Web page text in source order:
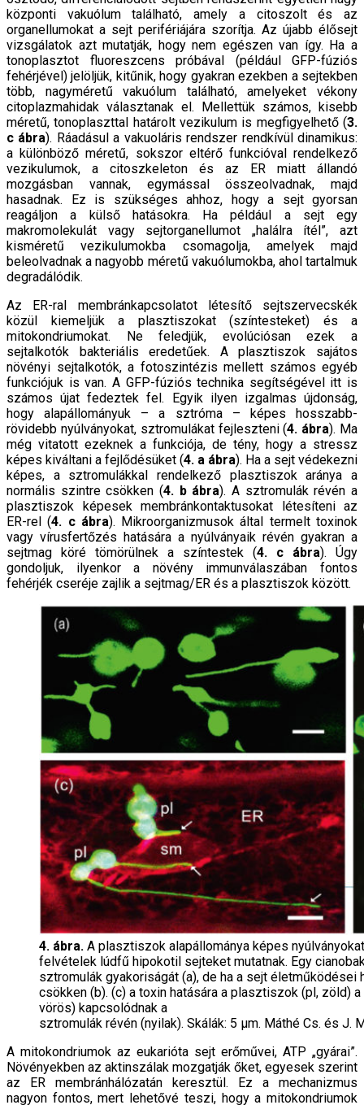
központi vakuólum található, amely a citoszolt és az
organellumokat a sejt perifériájára szorítja. Az újabb élősejt
vizsgálatok azt mutatják, hogy nem egészen van így. Ha a
tonoplasztot fluoreszcens próbával (például GFP-fúziós
fehérjével) jelöljük, kitűnik, hogy gyakran ezekben a sejtekben
több, nagyméretű vakuólum található, amelyeket vékony
citoplazmahidak választanak el. Mellettük számos, kisebb
méretű, tonoplaszttal határolt vezikulum is megfigyelhető (3.
c ábra). Ráadásul a vakuoláris rendszer rendkívül dinamikus:
a különböző méretű, sokszor eltérő funkcióval rendelkező
vezikulumok, a citoszkeleton és az ER miatt állandó
mozgásban vannak, egymással összeolvadnak, majd
hasadnak. Ez is szükséges ahhoz, hogy a sejt gyorsan
reagáljon a külső hatásokra. Ha például a sejt egy
makromolekulát vagy sejtorganellumot „halálra ítél”, azt
kisméretű vezikulumokba csomagolja, amelyek majd
beleolvadnak a nagyobb méretű vakuólumokba, ahol tartalmuk
degradálódik.
Az ER-ral membránkapcsolatot létesítő sejtszervecskék
közül kiemeljük a plasztiszokat (színtesteket) és a
mitokondriumokat. Ne feledjük, evolúciósan ezek a
sejtalkotók bakteriális eredetűek. A plasztiszok sajátos
növényi sejtalkotók, a fotoszintézis mellett számos egyéb
funkciójuk is van. A GFP-fúziós technika segítségével itt is
számos újat fedeztek fel. Egyik ilyen izgalmas újdonság,
hogy alapállományuk – a sztróma – képes hosszabb-
rövidebb nyúlványokat, sztromulákat fejleszteni (4. ábra). Ma
még vitatott ezeknek a funkciója, de tény, hogy a stressz
képes kiváltani a fejlődésüket (4. a ábra). Ha a sejt védekezni
képes, a sztromulákkal rendelkező plasztiszok aránya a
normális szintre csökken (4. b ábra). A sztromulák révén a
plasztiszok képesek membránkontaktusokat létesíteni az
ER-rel (4. c ábra). Mikroorganizmusok által termelt toxinok
vagy vírusfertőzés hatására a nyúlványaik révén gyakran a
sejtmag köré tömörülnek a színtestek (4. c ábra). Úgy
gondoljuk, ilyenkor a növény immunválaszában fontos
fehérjék cseréje zajlik a sejtmag/ER és a plasztiszok között.
4. ábra. A plasztiszok alapállománya képes
felvételek lúdfű hipokotil sejteket mutatnak. Egy
sztromulák gyakoriságát (a), de ha a sejt életműködései
csökken (b). (c) a toxin hatására a plasztiszok (pl, zöld)
vörös) kapcsolódnak a
sztromulák révén (nyilak). Skálák: 5 μm. Máthé Cs. és J.
A mitokondriumok az eukarióta sejt erőművei, ATP „gyárai”.
Növényekben az aktinszálak mozgatják őket, egyesek szerint
az ER membránhálózatán keresztül. Ez a mechanizmus
nagyon fontos, mert lehetővé teszi, hogy a mitokondriumok